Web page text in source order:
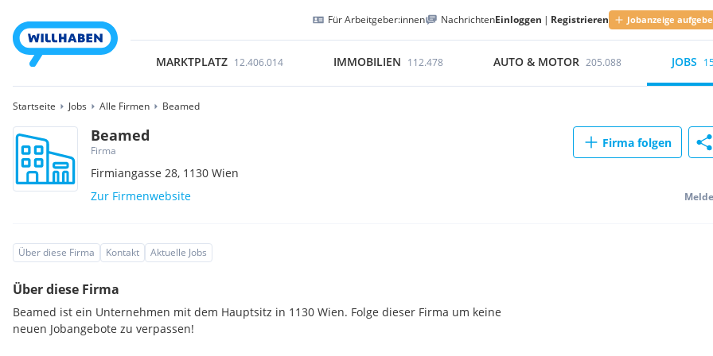
Für Arbeitgeber:innen NachrichtenEinloggen | Registrieren Jobanzeige
MARKTPLATZ 12.406.014 IMMOBILIEN 112.478 AUTO & MOTOR 205.088 JOBS
Startseite Jobs Alle Firmen Beamed
Beamed
Firma
Firmiangasse 28, 1130Wien
Zur Firmenwebsite
Firma folgen
Über diese Firma Kontakt Aktuelle Jobs
Über diese Firma
Beamed ist ein Unternehmen mit dem Hauptsitz in 1130 Wien. Folge dieser Firma um keine
neuen Jobangebote zu verpassen!